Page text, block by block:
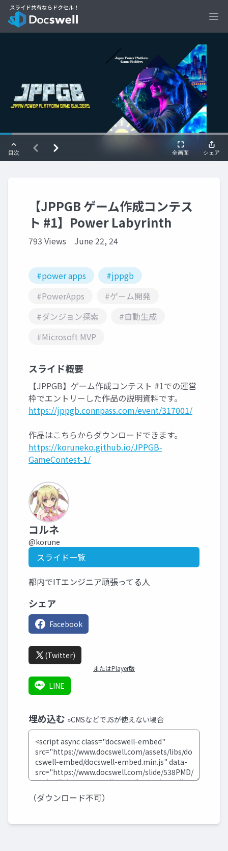
【JPPGB ゲーム作成コンテス
ト #1】Power Labyrinth
793 Views June 22, 24
#power apps
#jppgb
#PowerApps
#ゲーム開発
#ダンジョン探索
#自動生成
#Microsoft MVP
スライド概要
【JPPGB】ゲーム作成コンテスト #1での運営
枠でエントリーした作品の説明資料です。
https://jppgb.connpass.com/event/317001/
作品はこちらからダウンロードできます。
https://koruneko.github.io/JPPGB-
GameContest-1/
コルネ
@korune
スライド一覧
都内でITエンジニア頑張ってる人
シェア
Facebook
(Twitter)
またはPlayer版
LINE
埋め込む »CMSなどでJSが使えない場合
（ダウンロード不可）